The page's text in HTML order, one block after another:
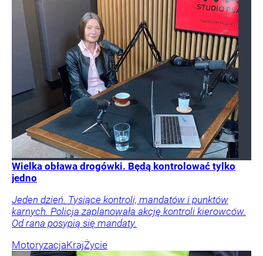
Wielka obława drogówki. Będą kontrolować tylko
jedno
Jeden dzień. Tysiące kontroli, mandatów i punktów
karnych. Policja zaplanowała akcję kontroli kierowców.
Od rana posypią się mandaty.
MotoryzacjaKrajŻycie